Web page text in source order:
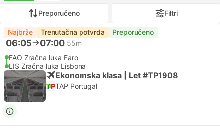
Preporučeno Filtri
Najbrže Trenutačna potvrda Preporučeno
06:05 07:00 55m
FAO Zračna luka Faro
LIS Zračna luka Lisbona
Ekonomska klasa | Let #TP1908
TAP Portugal